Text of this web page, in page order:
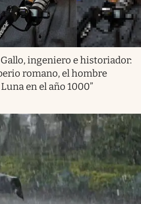
ingeniero e historiador:
romano, el hombre
en el año 1000”